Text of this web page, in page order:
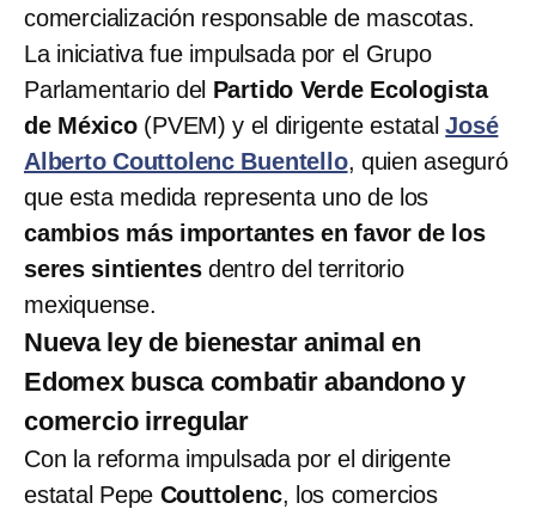
comercialización responsable de mascotas.
La iniciativa fue impulsada por el Grupo
Parlamentario del Partido Verde Ecologista
de México(PVEM) y el dirigente estatalJosé
Alberto Couttolenc Buentello, quien aseguró
que esta medida representa uno de los
cambios más importantes en favor de los
seres sintientesdentro del territorio
mexiquense.
Nueva ley de bienestar animal en
Edomex busca combatir abandono y
comercio irregular
Con la reforma impulsada por el dirigente
estatal Pepe Couttolenc, los comercios